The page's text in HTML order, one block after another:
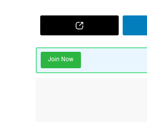
Join Now